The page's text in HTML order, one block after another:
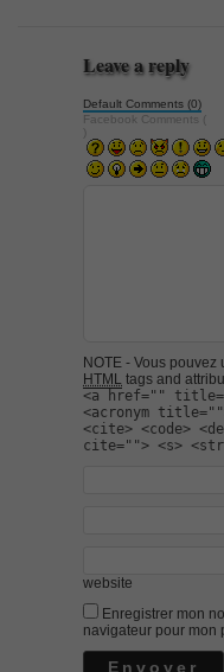
Leave a reply
Default Comments (0)
Facebook Comments (
)
NOTE - Vous
HTML tags and
<a href=""
<acronym
<cite> <code>
cite=""> <s>
website
Enregistrer mon
navigateur pour mon